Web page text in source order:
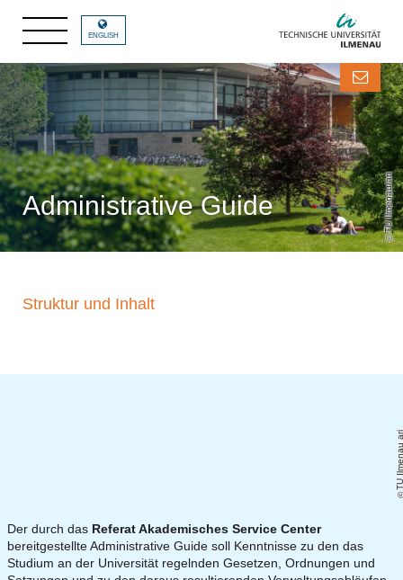
TU Ilmenau/ari
ENGLISH
Administrative Guide
Struktur und Inhalt
Der durch das Referat Akademisches Service Center
bereitgestellte Administrative Guide soll Kenntnisse zu den das
Studium an der Universität regelnden Gesetzen, Ordnungen und
TU